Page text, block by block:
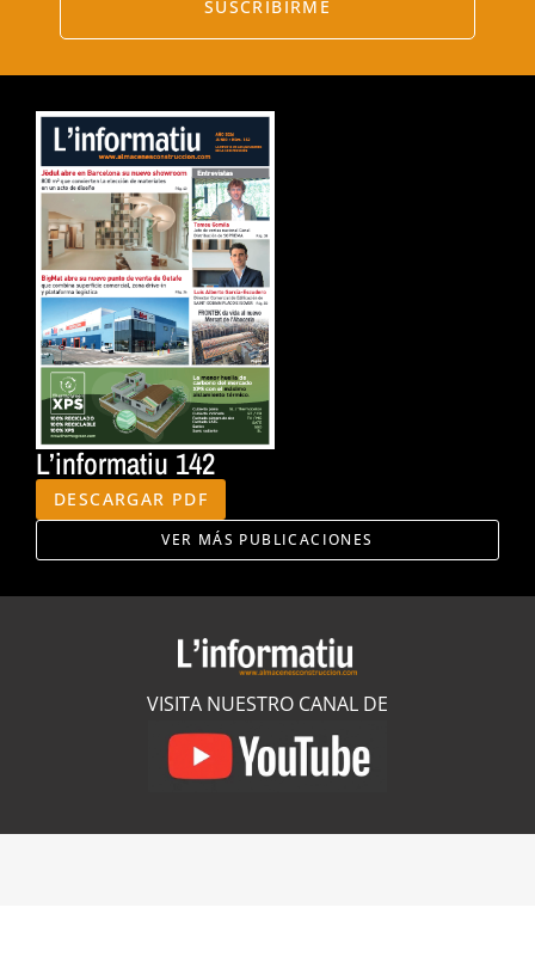
SUSCRIBIRME
L’informatiu 142
DESCARGAR PDF
VER MÁS PUBLICACIONES
VISITA NUESTRO CANAL DE